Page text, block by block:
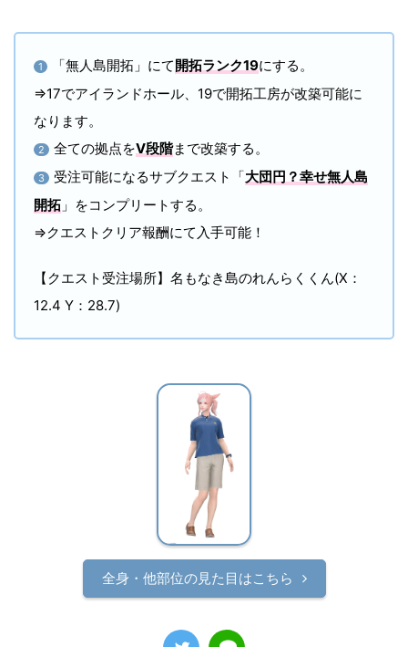
1 「無人島開拓」にて開拓ランク19にする。
⇒17でアイランドホール、19で開拓工房が改築可能に
なります。
2 全ての拠点をⅤ段階まで改築する。
3 受注可能になるサブクエスト「大団円？幸せ無人島
開拓 」をコンプリートする。
⇒クエストクリア報酬にて入手可能！
【クエスト受注場所】名もなき島のれんらくくん(X：
12.4 Y：28.7)
全身・他部位の見た目はこちら